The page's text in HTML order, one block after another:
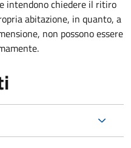
intendono chiedere il ritiro
abitazione, in quanto, a
non possono essere